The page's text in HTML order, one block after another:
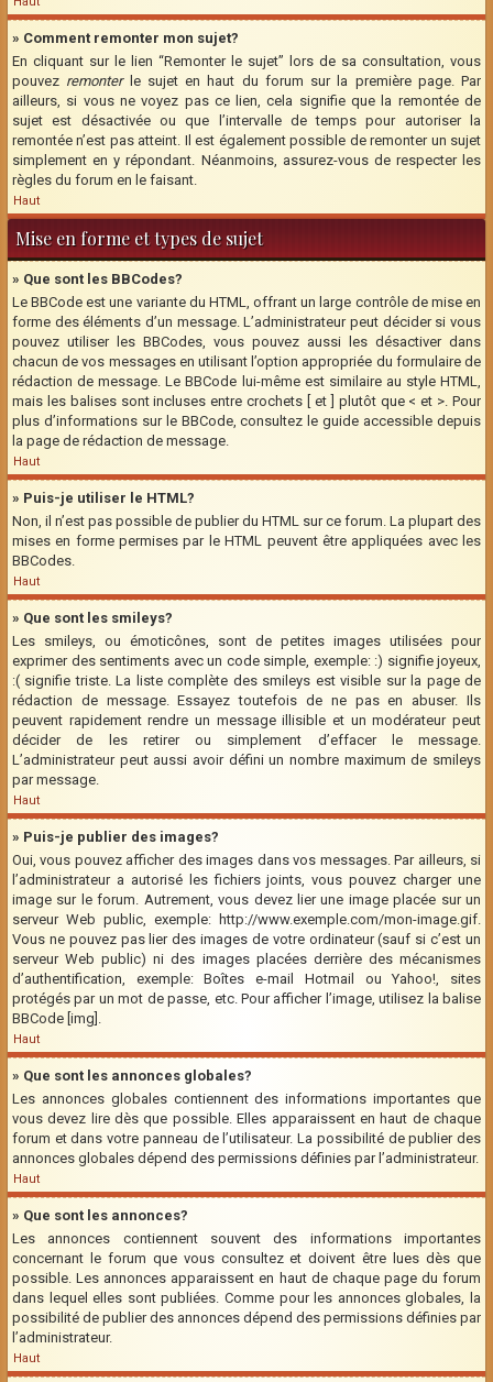
» Comment remonter mon sujet?
En cliquant sur le lien “Remonter le sujet” lors de sa consultation, vous
pouvez remonterle sujet en haut du forum sur la première page. Par
ailleurs, si vous ne voyez pas ce lien, cela signifie que la remontée de
sujet est désactivée ou que l’intervalle de temps pour autoriser la
remontée n’est pas atteint. Il est également possible de remonter un sujet
simplement en y répondant. Néanmoins, assurez-vous de respecter les
règles du forum en le faisant.
Haut
Mise en forme et types de sujet
» Que sont les BBCodes?
Le BBCode est une variante du HTML, offrant un large contrôle de mise en
forme des éléments d’un message. L’administrateur peut décider si vous
pouvez utiliser les BBCodes, vous pouvez aussi les désactiver dans
chacun de vos messages en utilisant l’option appropriée du formulaire de
rédaction de message. Le BBCode lui-même est similaire au style HTML,
mais les balises sont incluses entre crochets [ et ] plutôt que < et >. Pour
plus d’informations sur le BBCode, consultez le guide accessible depuis
la page de rédaction de message.
Haut
» Puis-je utiliser le HTML?
Non, il n’est pas possible de publier du HTML sur ce forum. La plupart des
mises en forme permises par le HTML peuvent être appliquées avec les
BBCodes.
Haut
» Que sont les smileys?
Les smileys, ou émoticônes, sont de petites images utilisées pour
exprimer des sentiments avec un code simple, exemple: :) signifie joyeux,
:( signifie triste. La liste complète des smileys est visible sur la page de
rédaction de message. Essayez toutefois de ne pas en abuser. Ils
peuvent rapidement rendre un message illisible et un modérateur peut
décider de les retirer ou simplement d’effacer le message.
L’administrateur peut aussi avoir défini un nombre maximum de smileys
par message.
Haut
» Puis-je publier des images?
Oui, vous pouvez afficher des images dans vos messages. Par ailleurs, si
l’administrateur a autorisé les fichiers joints, vous pouvez charger une
image sur le forum. Autrement, vous devez lier une image placée sur un
serveur Web public, exemple: http://www.exemple.com/mon-image.gif.
Vous ne pouvez pas lier des images de votre ordinateur (sauf si c’est un
serveur Web public) ni des images placées derrière des mécanismes
d’authentification, exemple: Boîtes e-mail Hotmail ou Yahoo!, sites
protégés par un mot de passe, etc. Pour afficher l’image, utilisez la balise
BBCode [img].
Haut
» Que sont les annonces globales?
Les annonces globales contiennent des informations importantes que
vous devez lire dès que possible. Elles apparaissent en haut de chaque
forum et dans votre panneau de l’utilisateur. La possibilité de publier des
annonces globales dépend des permissions définies par l’administrateur.
Haut
» Que sont les annonces?
Les annonces contiennent souvent des informations importantes
concernant le forum que vous consultez et doivent être lues dès que
possible. Les annonces apparaissent en haut de chaque page du forum
dans lequel elles sont publiées. Comme pour les annonces globales, la
possibilité de publier des annonces dépend des permissions définies par
l’administrateur.
Haut